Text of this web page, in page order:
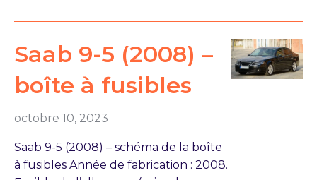
Saab 9-5 (2008) –
boîte à fusibles
octobre 10, 2023
Saab 9-5 (2008) – schéma de la boîte
à fusibles Année de fabrication : 2008.